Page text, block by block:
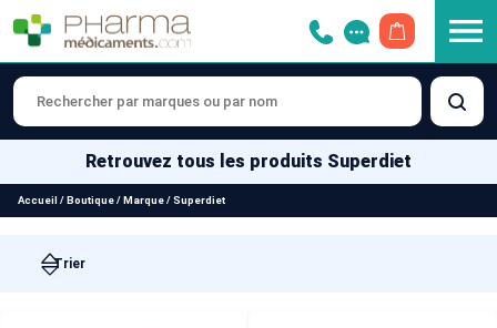
Retrouvez tous les produits Superdiet
Accueil / Boutique/ Marque/Superdiet